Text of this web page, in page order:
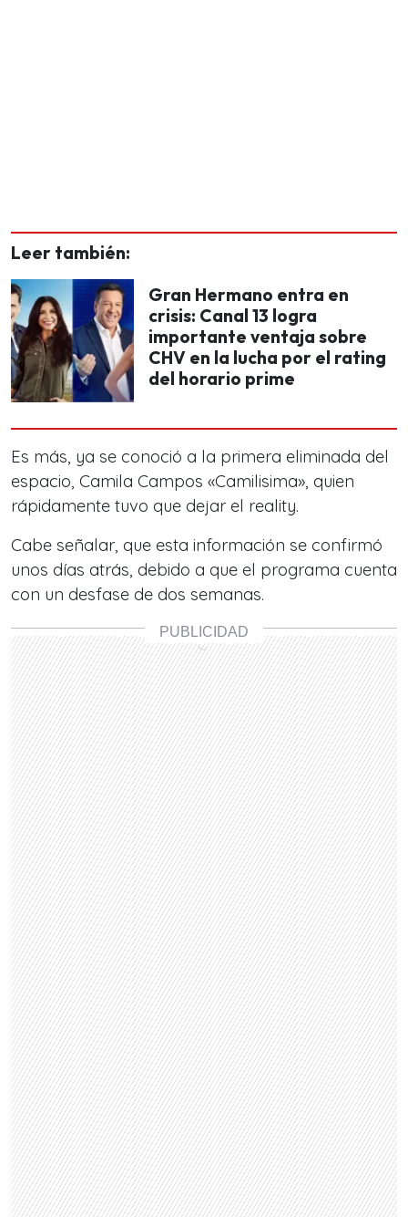
Leer también:
Gran Hermano entra en
crisis: Canal 13 logra
importante ventaja sobre
CHV en la lucha por el rating
del horario prime
Es más, ya se conoció a la primera eliminada del
espacio, Camila Campos «Camilisima», quien
rápidamente tuvo que dejar el reality.
Cabe señalar, que esta información se confirmó
unos días atrás, debido a que el programa cuenta
con un desfase de dos semanas.